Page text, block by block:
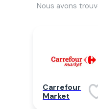
Nous avons
Carrefour
Market